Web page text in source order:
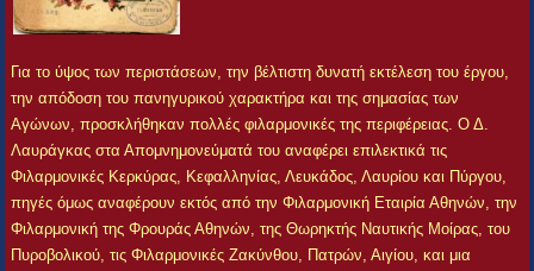
Για το ύψος των περιστάσεων, την βέλτιστη δυνατή εκτέλεση του έργου,
την απόδοση του πανηγυρικού χαρακτήρα και της σημασίας των
Αγώνων, προσκλήθηκαν πολλές φιλαρμονικές της περιφέρειας. Ο Δ.
Λαυράγκας στα Απομνημονεύματά του αναφέρει επιλεκτικά τις
Φιλαρμονικές Κερκύρας, Κεφαλληνίας, Λευκάδος, Λαυρίου και Πύργου,
πηγές όμως αναφέρουν εκτός από την Φιλαρμονική Εταιρία Αθηνών, την
Φιλαρμονική της Φρουράς Αθηνών, της Θωρηκτής Ναυτικής Μοίρας, του
Πυροβολικού, τις Φιλαρμονικές Ζακύνθου, Πατρών, Αιγίου, και μια